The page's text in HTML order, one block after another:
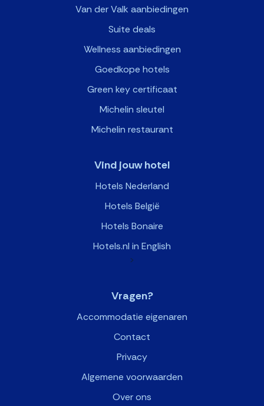
Van der Valk aanbiedingen
Suite deals
Wellness aanbiedingen
Goedkope hotels
Green key certificaat
Michelin sleutel
Michelin restaurant
Vind jouw hotel
Hotels Nederland
Hotels België
Hotels Bonaire
Hotels.nl in English
>
Vragen?
Accommodatie eigenaren
Contact
Privacy
Algemene voorwaarden
Over ons